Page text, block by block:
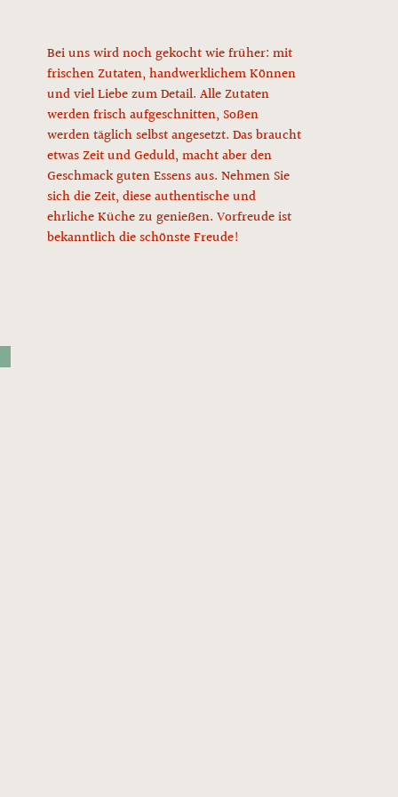
Bei uns wird noch gekocht wie früher: mit
frischen Zutaten, handwerklichem Können
und viel Liebe zum Detail. Alle Zutaten
werden frisch aufgeschnitten, Soßen
werden täglich selbst angesetzt. Das braucht
etwas Zeit und Geduld, macht aber den
Geschmack guten Essens aus. Nehmen Sie
sich die Zeit, diese authentische und
ehrliche Küche zu genießen. Vorfreude ist
bekanntlich die schönste Freude!